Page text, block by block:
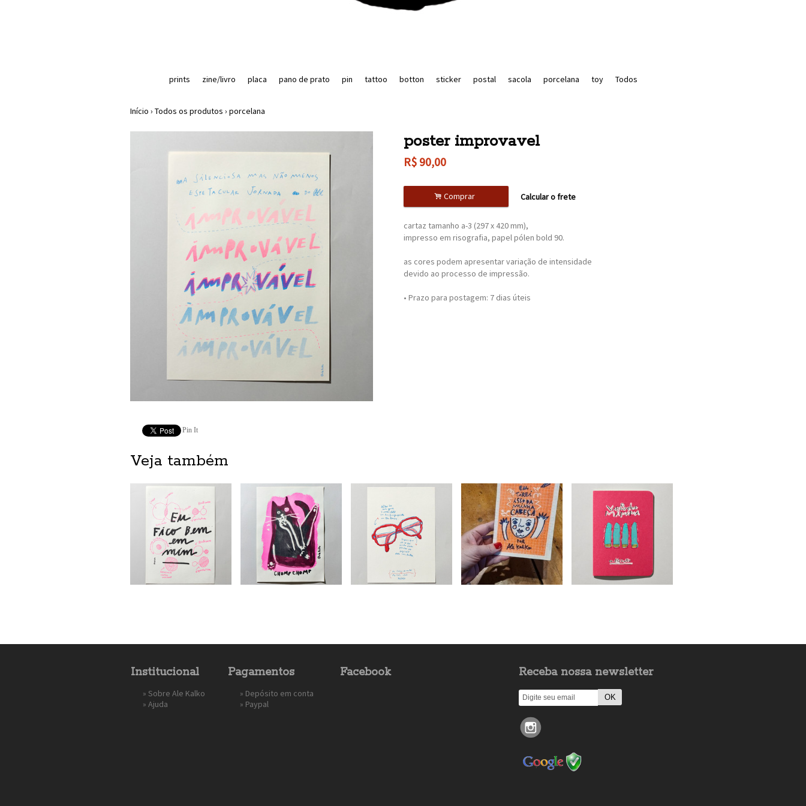
prints zine/livro placa pano de prato pin tattoo botton sticker postal sacola porcelana toy Todos
Início › Todos os produtos › porcelana
Pin It
poster improvavel
R$ 90,00
. Comprar Calcular o frete
cartaz tamanho a-3 (297 x 420 mm),
impresso em risografia, papel pólen bold 90.
as cores podem apresentar variação de intensidade
devido ao processo de impressão.
• Prazo para postagem: 7 dias úteis
Veja também
Institucional
» Sobre Ale Kalko
» Ajuda
Pagamentos
» Depósito em conta
» Paypal
Facebook Receba nossa newsletter